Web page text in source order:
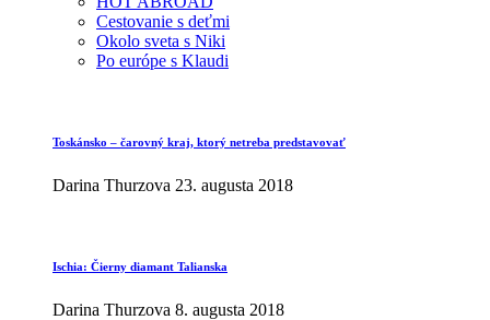
Cestovanie s deťmi
Okolo sveta s Niki
Po európe s Klaudi
Toskánsko – čarovný kraj, ktorý netreba predstavovať
Darina Thurzova 23. augusta 2018
Ischia: Čierny diamant Talianska
Darina Thurzova 8. augusta 2018